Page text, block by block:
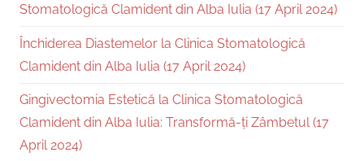
Stomatologică Clamident din Alba Iulia (17 April 2024)
Închiderea Diastemelor la Clinica Stomatologică
Clamident din Alba Iulia (17 April 2024)
Gingivectomia Estetică la Clinica Stomatologică
Clamident din Alba Iulia: Transformă-ți Zâmbetul (17
April 2024)